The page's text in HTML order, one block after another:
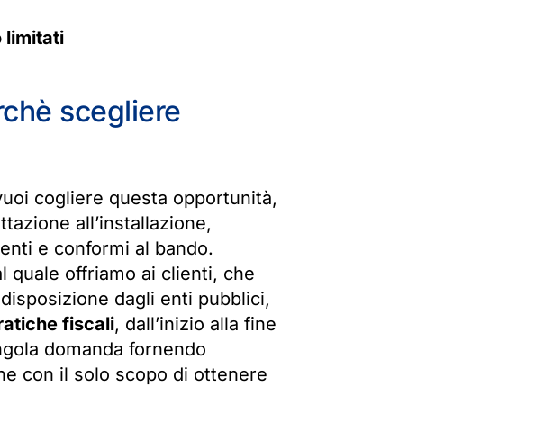
limitati
scegliere
cogliere questa opportunità,
all’installazione,
e conformi al bando.
quale offriamo ai clienti, che
dagli enti pubblici,
fiscali, dall’inizio alla fine
domanda fornendo
con il solo scopo di ottenere